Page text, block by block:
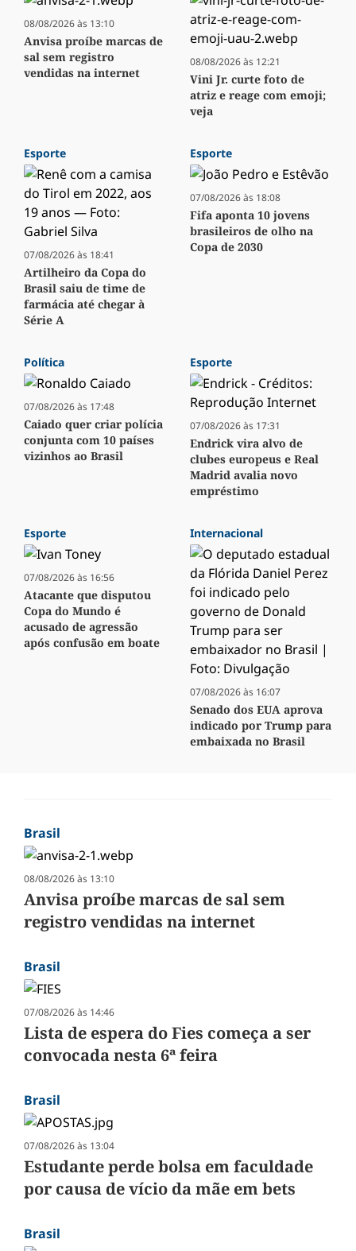
08/08/2026 às 13:10
Anvisa proíbe marcas de
sal sem registro
vendidas na internet
08/08/2026 às 12:21
Vini Jr. curte foto de
atriz e reage com emoji;
veja
Esporte
07/08/2026 às 18:41
Artilheiro da Copa do
Brasil saiu de time de
farmácia até chegar à
Série A
Esporte
07/08/2026 às 18:08
Fifa aponta 10 jovens
brasileiros de olho na
Copa de 2030
Política
07/08/2026 às 17:48
Caiado quer criar polícia
conjunta com 10 países
vizinhos ao Brasil
Esporte
07/08/2026 às 17:31
Endrick vira alvo de
clubes europeus e Real
Madrid avalia novo
empréstimo
Esporte
07/08/2026 às 16:56
Atacante que disputou
Copa do Mundo é
acusado de agressão
após confusão em boate
Internacional
07/08/2026 às 16:07
Senado dos EUA aprova
indicado por Trump para
embaixada no Brasil
Brasil
08/08/2026 às 13:10
Anvisa proíbe marcas de sal sem
registro vendidas na internet
Brasil
07/08/2026 às 14:46
Lista de espera do Fies começa a ser
convocada nesta 6ª feira
Brasil
07/08/2026 às 13:04
Estudante perde bolsa em faculdade
por causa de vício da mãe em bets
Brasil